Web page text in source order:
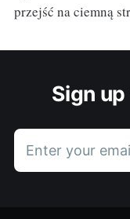
przejść na ciemną
Sign
Enter your